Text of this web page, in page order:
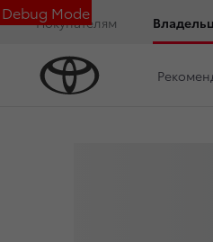
Debug Mode
Покупателям